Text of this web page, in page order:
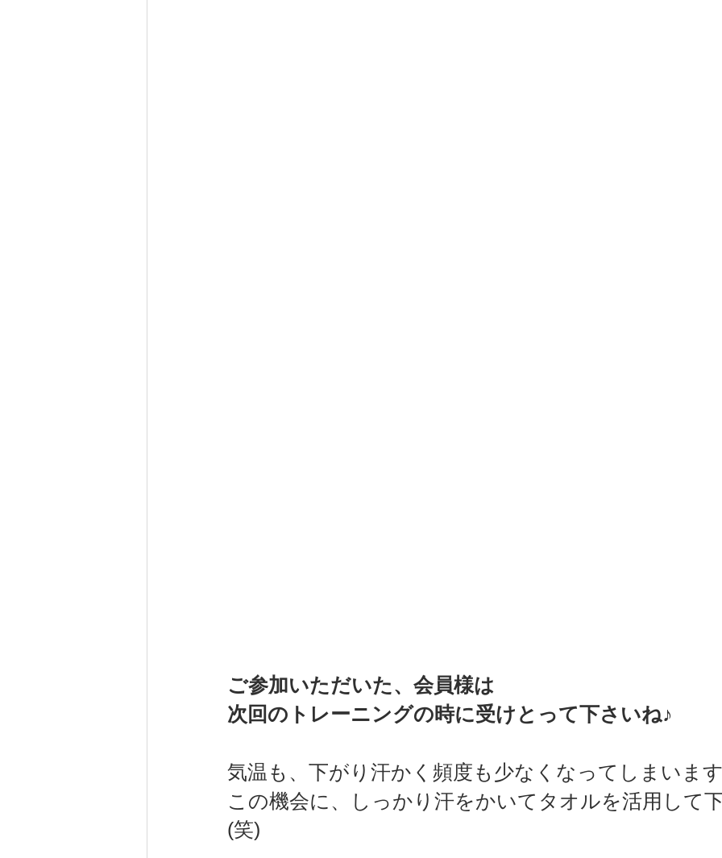
ご参加いただいた、会員様は
次回のトレーニングの時に受けとって下さいね♪
気温も、下がり汗かく頻度も少なくなってしまいま
この機会に、しっかり汗をかいてタオルを活用して
(笑)